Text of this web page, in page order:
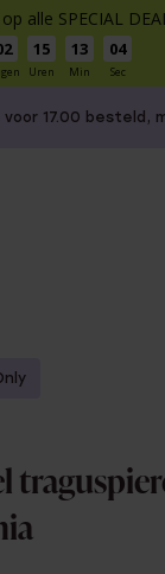
alle SPECIAL
15
Uren
13
Min
04
Sec
17.00 besteld,